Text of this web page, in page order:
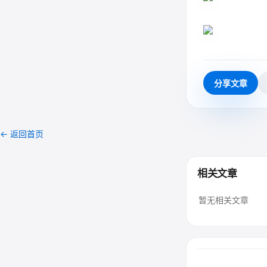
分享文章
← 返回首页
相关文章
暂无相关文章